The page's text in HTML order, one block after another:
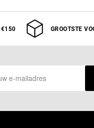
Aan winkelwagen
€150 GROOTSTE